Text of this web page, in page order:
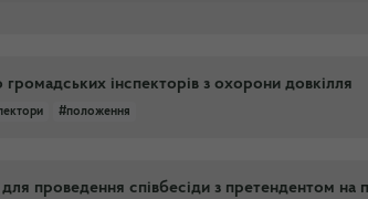
інспекторів з охорони довкілля
#положення
для проведення співбесіди з претендентом